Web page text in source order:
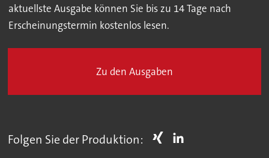
aktuellste Ausgabe können Sie bis zu 14 Tage nach
Erscheinungstermin kostenlos lesen.
Zu den Ausgaben
Folgen Sie der Produktion: